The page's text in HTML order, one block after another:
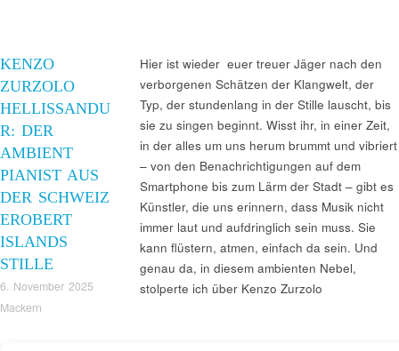
KENZO
ZURZOLO
HELLISSANDU
R: DER
AMBIENT
PIANIST AUS
DER SCHWEIZ
EROBERT
ISLANDS
STILLE
6. November 2025
Mackern
Hier ist wieder euer treuer Jäger nach den
verborgenen Schätzen der Klangwelt, der
Typ, der stundenlang in der Stille lauscht, bis
sie zu singen beginnt. Wisst ihr, in einer Zeit,
in der alles um uns herum brummt und vibriert
– von den Benachrichtigungen auf dem
Smartphone bis zum Lärm der Stadt – gibt es
Künstler, die uns erinnern, dass Musik nicht
immer laut und aufdringlich sein muss. Sie
kann flüstern, atmen, einfach da sein. Und
genau da, in diesem ambienten Nebel,
stolperte ich über Kenzo Zurzolo